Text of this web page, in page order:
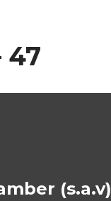
47
(s.a.v)